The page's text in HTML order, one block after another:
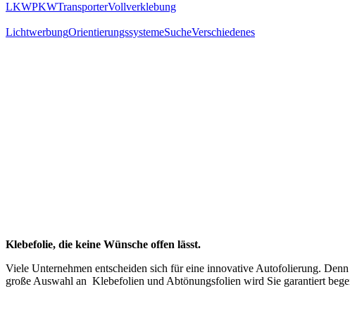
LKWPKWTransporterVollverklebung
LichtwerbungOrientierungssystemeSucheVerschiedenes
Klebefolie, die keine Wünsche offen lässt.
Viele Unternehmen entscheiden sich für eine innovative Autofolierung.
große Auswahl an Klebefolien und Abtönungsfolien wird Sie garantiert